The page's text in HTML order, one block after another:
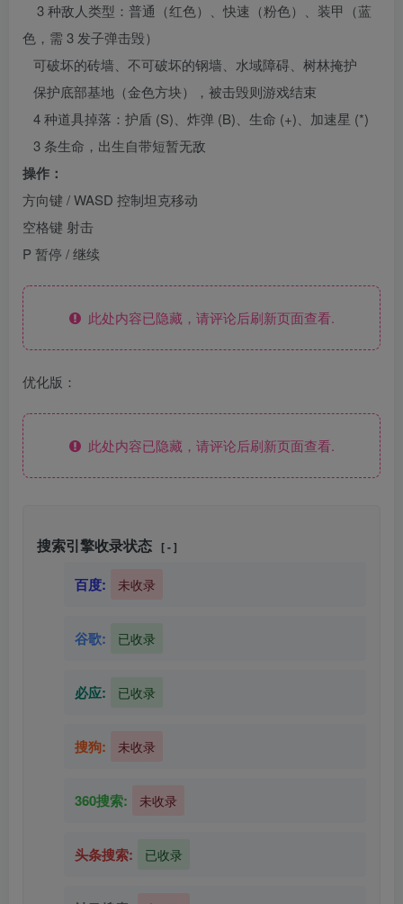
3 种敌人类型：普通（红色）、快速（粉色）、装甲（蓝
色，需 3 发子弹击毁）
可破坏的砖墙、不可破坏的钢墙、水域障碍、树林掩护
保护底部基地（金色方块），被击毁则游戏结束
4 种道具掉落：护盾 (S)、炸弹 (B)、生命 (+)、加速星 (*)
3 条生命，出生自带短暂无敌
操作：
方向键 / WASD 控制坦克移动
空格键 射击
P 暂停 / 继续
此处内容已隐藏，请评论后刷新页面查看.
优化版：
此处内容已隐藏，请评论后刷新页面查看.
搜索引擎收录状态 [ - ]
百度: 未收录
谷歌: 已收录
必应: 已收录
搜狗: 未收录
360搜索: 未收录
头条搜索: 已收录